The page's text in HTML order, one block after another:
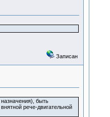
Записан
быть
рече-двигательной